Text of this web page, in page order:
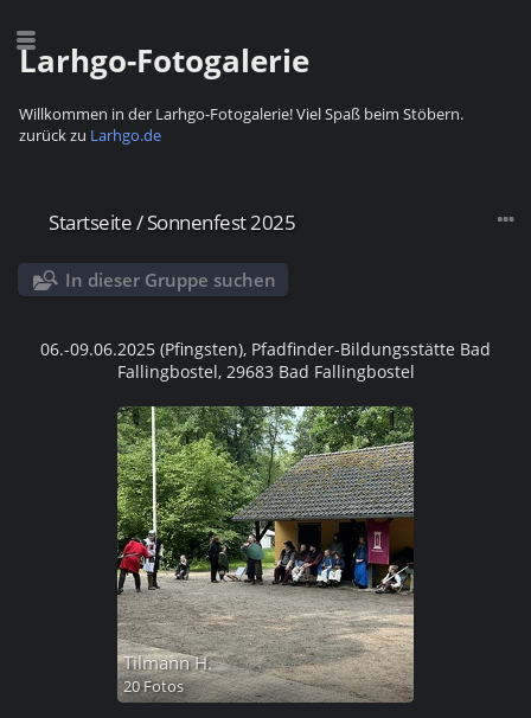
Larhgo-Fotogalerie
Willkommen in der Larhgo-Fotogalerie! Viel Spaß beim Stöbern.
zurück zu Larhgo.de
Startseite/Sonnenfest 2025
In dieser Gruppe suchen
06.-09.06.2025 (Pfingsten), Pfadfinder-Bildungsstätte Bad
Fallingbostel, 29683 Bad Fallingbostel
Tilmann H.
20 Fotos